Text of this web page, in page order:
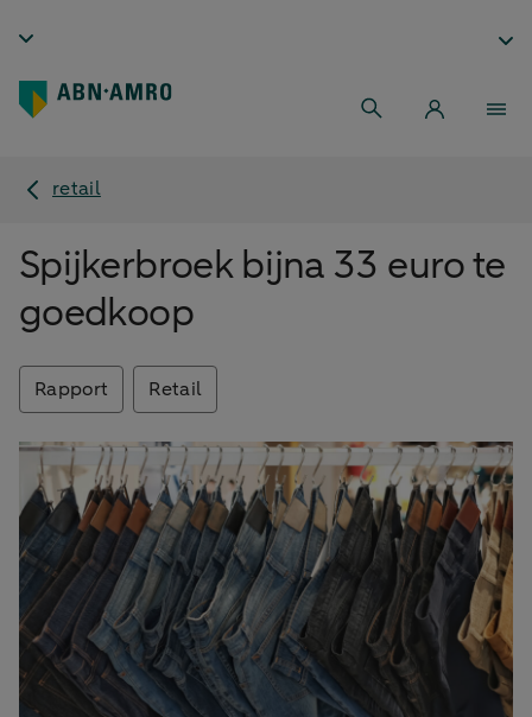
retail
Spijkerbroek bijna 33 euro te
goedkoop
Rapport Retail